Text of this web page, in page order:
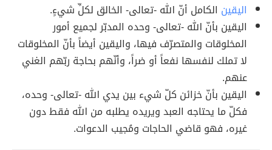
اليقين الكامل أنّ الله -تعالى- الخالق لكلِّ شيءٍ.
اليقين بأنّ الله -تعالى- وحده المدبّر لجميع أمور
المخلوقات والمتصرّف فيها، واليقين أيضاً بأنّ المخلوقات
لا تملك لنفسها نفعاً أو ضراً، وأنّهم بحاجة ربّهم الغني
عنهم.
اليقين بأنّ خزائن كلّ شيء بين يدي الله -تعالى- وحده،
فكلّ ما يحتاجه العبد ويريده يطلبه من الله فقط دون
غيره، فهو قاضي الحاجات ومُجيب الدعوات.